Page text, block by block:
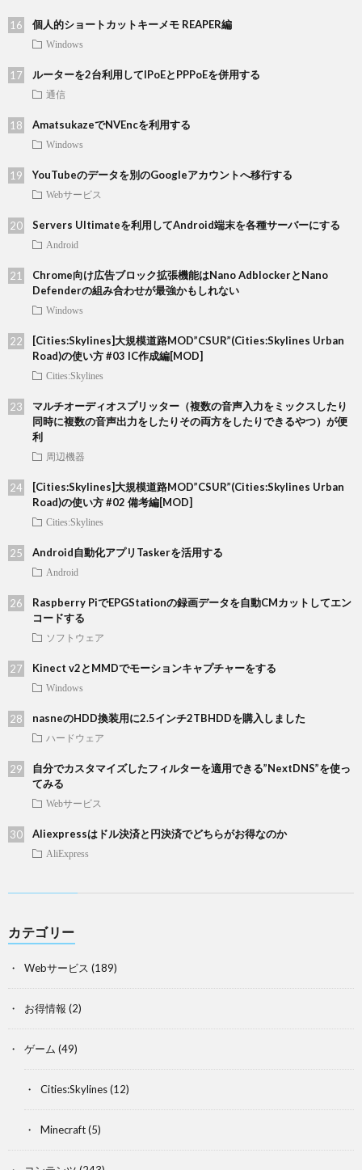
個人的ショートカットキーメモ REAPER編
Windows
ルーターを2台利用してIPoEとPPPoEを併用する
通信
AmatsukazeでNVEncを利用する
Windows
YouTubeのデータを別のGoogleアカウントへ移行する
Webサービス
Servers Ultimateを利用してAndroid端末を各種サーバーにする
Android
Chrome向け広告ブロック拡張機能はNano AdblockerとNano
Defenderの組み合わせが最強かもしれない
Windows
[Cities:Skylines]大規模道路MOD”CSUR”(Cities:Skylines Urban
Road)の使い方 #03 IC作成編[MOD]
Cities:Skylines
マルチオーディオスプリッター（複数の音声入力をミックスしたり
同時に複数の音声出力をしたりその両方をしたりできるやつ）が便
利
周辺機器
[Cities:Skylines]大規模道路MOD”CSUR”(Cities:Skylines Urban
Road)の使い方 #02 備考編[MOD]
Cities:Skylines
Android自動化アプリTaskerを活用する
Android
Raspberry PiでEPGStationの録画データを自動CMカットしてエン
コードする
ソフトウェア
Kinect v2とMMDでモーションキャプチャーをする
Windows
nasneのHDD換装用に2.5インチ2TBHDDを購入しました
ハードウェア
自分でカスタマイズしたフィルターを適用できる”NextDNS”を使っ
てみる
Webサービス
Aliexpressはドル決済と円決済でどちらがお得なのか
AliExpress
カテゴリー
Webサービス (189)
お得情報 (2)
ゲーム (49)
Cities:Skylines(12)
Minecraft(5)